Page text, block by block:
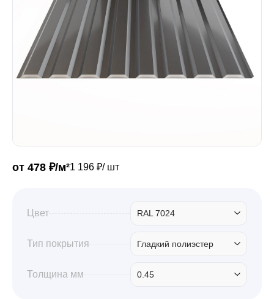
Забор
Кровля
Профили для гипсокартона
от 478 ₽/м²1 196 ₽/ шт
Цвет RAL 7024
Тип покрытия Гладкий полиэстер
Толщина мм 0.45